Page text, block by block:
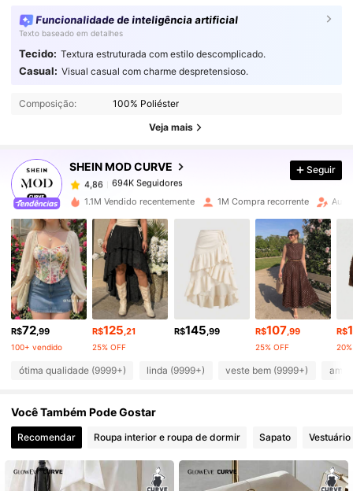
Funcionalidade de inteligência artificial
Texto baseado em detalhes
Tecido: Textura estruturada com estilo descomplicado.
Casual: Visual casual com charme despretensioso.
Composição: 100% Poliéster
Veja mais
SHEIN MOD CURVE
4,86 694K Seguidores
694K Seguidores
4,86
694K Seguidores
o***4
pago 1 dia atrás
4,86 694K Seguidores
4,86 694K Seguidores
4,86 694K Seguidores
4,86 694K Seguidores
4,86 694K Seguidores
4,86 694K Seguidores
Seguir
1.1M Vendido recentemente 1M Compra recorrente
R$72,99
100+ vendido
R$125,21
25% OFF
R$145,99 R$107,99
25% OFF
R$
ótima qualidade (9999+) linda (9999+) veste bem (9999+)
Você Também Pode Gostar
Recomendar Roupa interior e roupa de dormir Sapato